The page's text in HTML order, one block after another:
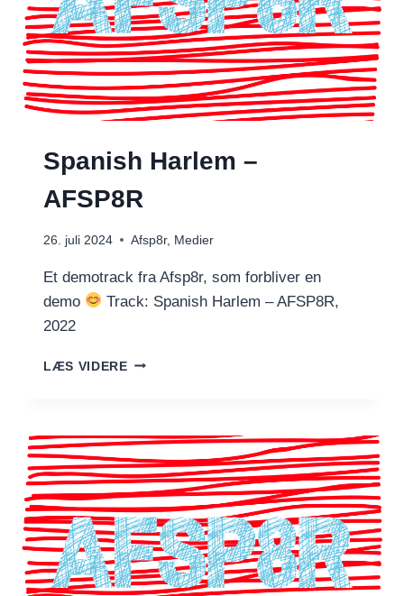
Spanish Harlem –
AFSP8R
26. juli 2024 Afsp8r, Medier
Et demotrack fra Afsp8r, som forbliver en
demo
Track: Spanish Harlem – AFSP8R,
2022
LÆS VIDERESPANISH